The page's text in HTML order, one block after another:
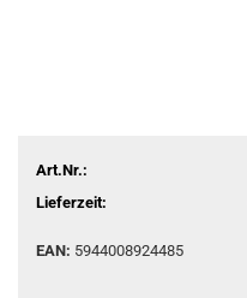
Art.Nr.:
Lieferzeit:
EAN: 5944008924485